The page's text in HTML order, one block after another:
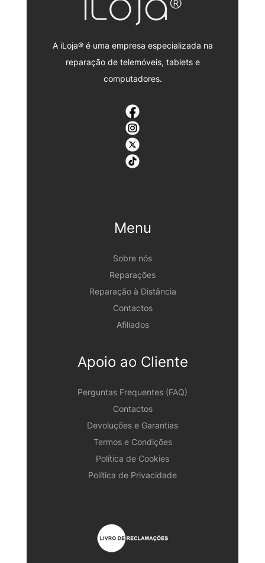
A iLoja® é uma empresa especializada na
reparação de telemóveis, tablets e
computadores.
Menu
Sobre nós
Reparações
Reparação à Distância
Contactos
Afiliados
Apoio ao Cliente
Perguntas Frequentes (FAQ)
Contactos
Devoluções e Garantias
Termos e Condições
Política de Cookies
Política de Privacidade